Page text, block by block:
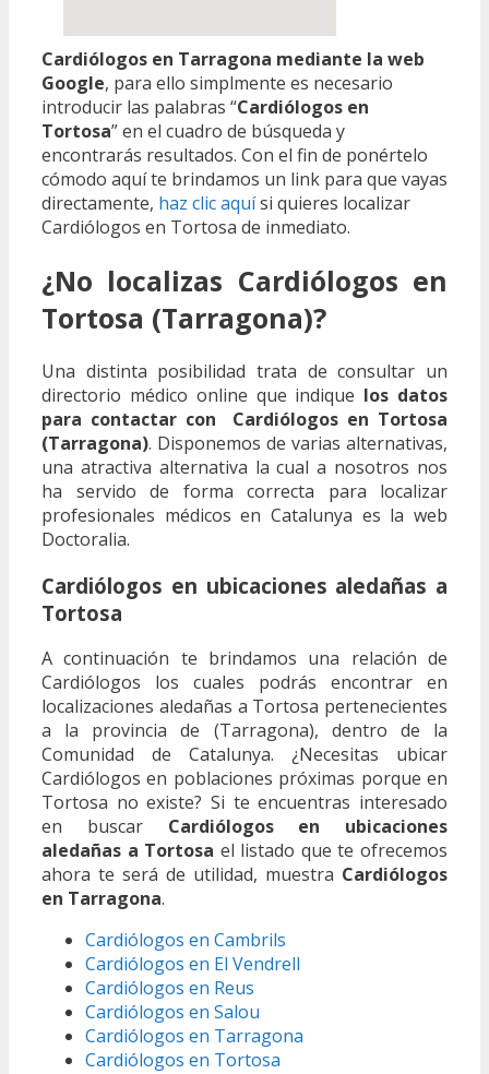
Cardiólogos en Tarragona mediante la web
Google, para ello simplmente es necesario
introducir las palabras “Cardiólogos en
Tortosa” en el cuadro de búsqueda y
encontrarás resultados. Con el fin de ponértelo
cómodo aquí te brindamos un link para que vayas
directamente, haz clic aquísi quieres localizar
Cardiólogos en Tortosa de inmediato.
¿No localizas Cardiólogos en
Tortosa (Tarragona)?
Una distinta posibilidad trata de consultar un
directorio médico online que indique los datos
para contactar con Cardiólogos en Tortosa
(Tarragona). Disponemos de varias alternativas,
una atractiva alternativa la cual a nosotros nos
ha servido de forma correcta para localizar
profesionales médicos en Catalunya es la web
Doctoralia.
Cardiólogos en ubicaciones aledañas a
Tortosa
A continuación te brindamos una relación de
Cardiólogos los cuales podrás encontrar en
localizaciones aledañas a Tortosa pertenecientes
a la provincia de (Tarragona), dentro de la
Comunidad de Catalunya. ¿Necesitas ubicar
Cardiólogos en poblaciones próximas porque en
Tortosa no existe? Si te encuentras interesado
en buscar Cardiólogos en ubicaciones
aledañas a Tortosa el listado que te ofrecemos
ahora te será de utilidad, muestra Cardiólogos
en Tarragona.
Cardiólogos en Cambrils
Cardiólogos en El Vendrell
Cardiólogos en Reus
Cardiólogos en Salou
Cardiólogos en Tarragona
Cardiólogos en Tortosa